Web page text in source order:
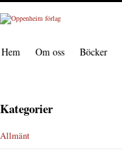
Hem Om oss Böcker
Kategorier
Allmänt